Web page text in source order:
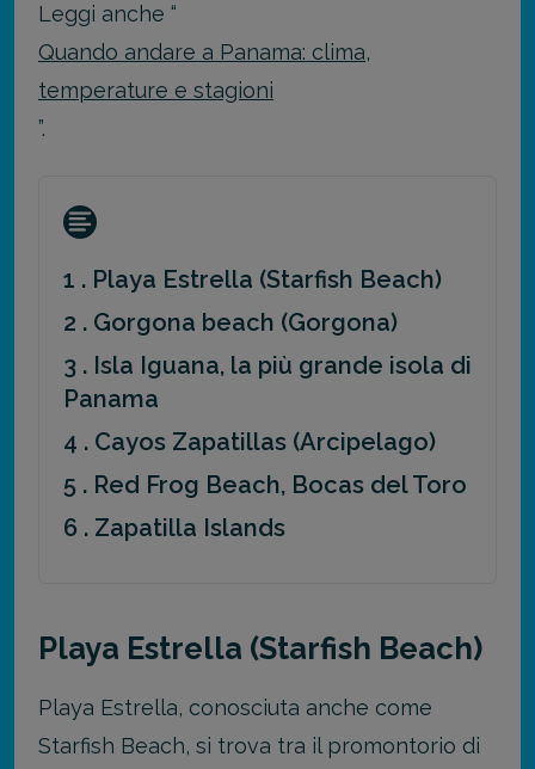
Leggi anche “
Quando andare a Panama: clima,
temperature e stagioni
”.
1 . Playa Estrella (Starfish Beach)
2 . Gorgona beach (Gorgona)
3 . Isla Iguana, la più grande isola di
Panama
4 . Cayos Zapatillas (Arcipelago)
5 . Red Frog Beach, Bocas del Toro
6 . Zapatilla Islands
Playa Estrella (Starfish Beach)
Playa Estrella, conosciuta anche come
Starfish Beach, si trova tra il promontorio di